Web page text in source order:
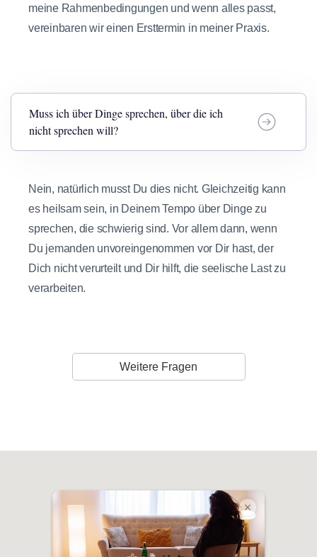
meine Rahmenbedingungen und wenn alles passt,
vereinbaren wir einen Ersttermin in meiner Praxis.
Muss ich über Dinge sprechen, über die ich
nicht sprechen will?
Nein, natürlich musst Du dies nicht. Gleichzeitig kann
es heilsam sein, in Deinem Tempo über Dinge zu
sprechen, die schwierig sind. Vor allem dann, wenn
Du jemanden unvoreingenommen vor Dir hast, der
Dich nicht verurteilt und Dir hilft, die seelische Last zu
verarbeiten.
Weitere Fragen